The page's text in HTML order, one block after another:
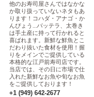
他のお寿司屋さんではなかな
か取り扱っていないネタもあ
ります！コハダ・アナゴ・か
んぴょう...バッテラ、太巻き
は手土産に持って行かれると
喜ばれます。新鮮な鮮魚とこ
だわり抜いた食材を使用！握
りをメインでご提供している
本格的な江戸前寿司店です。
当店では、その日に市場で仕
入れた新鮮なお魚や旬なお魚
をご提供しております！
+1 (949) 642-2677